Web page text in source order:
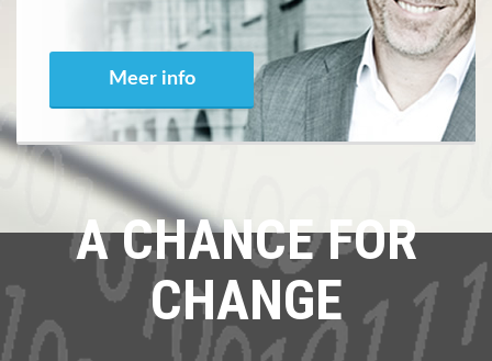
Meer info
A CHANCE FOR
CHANGE